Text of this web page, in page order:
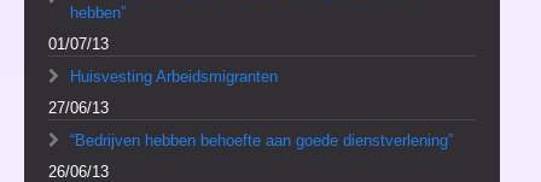
hebben”
01/07/13
Huisvesting Arbeidsmigranten
27/06/13
“Bedrijven hebben behoefte aan goede dienstverlening”
26/06/13